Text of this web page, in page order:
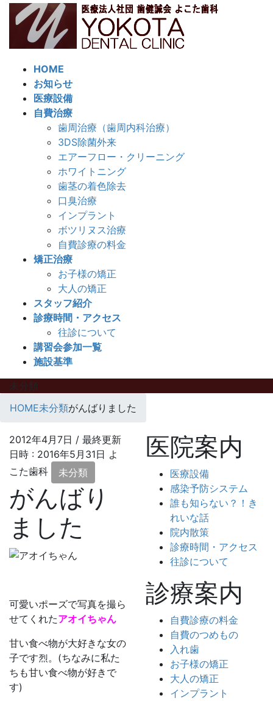
HOME
お知らせ
医療設備
自費治療
歯周治療（歯周内科治療）
3DS除菌外来
エアーフロー・クリーニング
ホワイトニング
歯茎の着色除去
口臭治療
インプラント
ボツリヌス治療
自費診療の料金
矯正治療
お子様の矯正
大人の矯正
スタッフ紹介
診療時間・アクセス
往診について
講習会参加一覧
施設基準
未分類
HOME未分類がんばりました
2012年4月7日 / 最終更新
日時 : 2016年5月31日 よ
こた歯科
未分類
がんばり
ました
可愛いポーズで写真を撮ら
せてくれたアオイちゃん
甘い食べ物が大好きな女の
子です烈。(ちなみに私た
ちも甘い食べ物が好きで
す)
医院案内
医療設備
感染予防システム
誰も知らない？！き
れいな話
院内散策
診療時間・アクセス
往診について
診療案内
自費診療の料金
自費のつめもの
入れ歯
お子様の矯正
大人の矯正
インプラント